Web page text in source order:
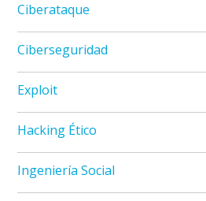
Ciberataque
Ciberseguridad
Exploit
Hacking Ético
Ingeniería Social